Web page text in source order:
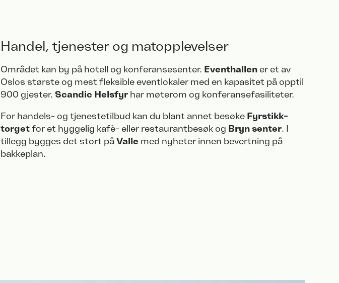
Handel, tjenester og matopplevelser
Området kan by på ­hotell og konferansesenter. Eventhallen er et av
Oslos største og mest fleksible eventlokaler med en kapasitet på opptil
900 gjester. Scandic Helsfyr har møterom og konferansefasiliteter.​
For ­handels- og tjenestetilbud kan du blant annet besøke Fyrstikk­
torgetfor et hyggelig kafè- eller restaurantbesøk og Bryn senter. I
tillegg bygges det stort påValle med nyheter innen bevertning på
bakkeplan.